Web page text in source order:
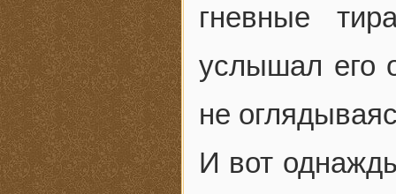
гневные
услышал его
не
И вот